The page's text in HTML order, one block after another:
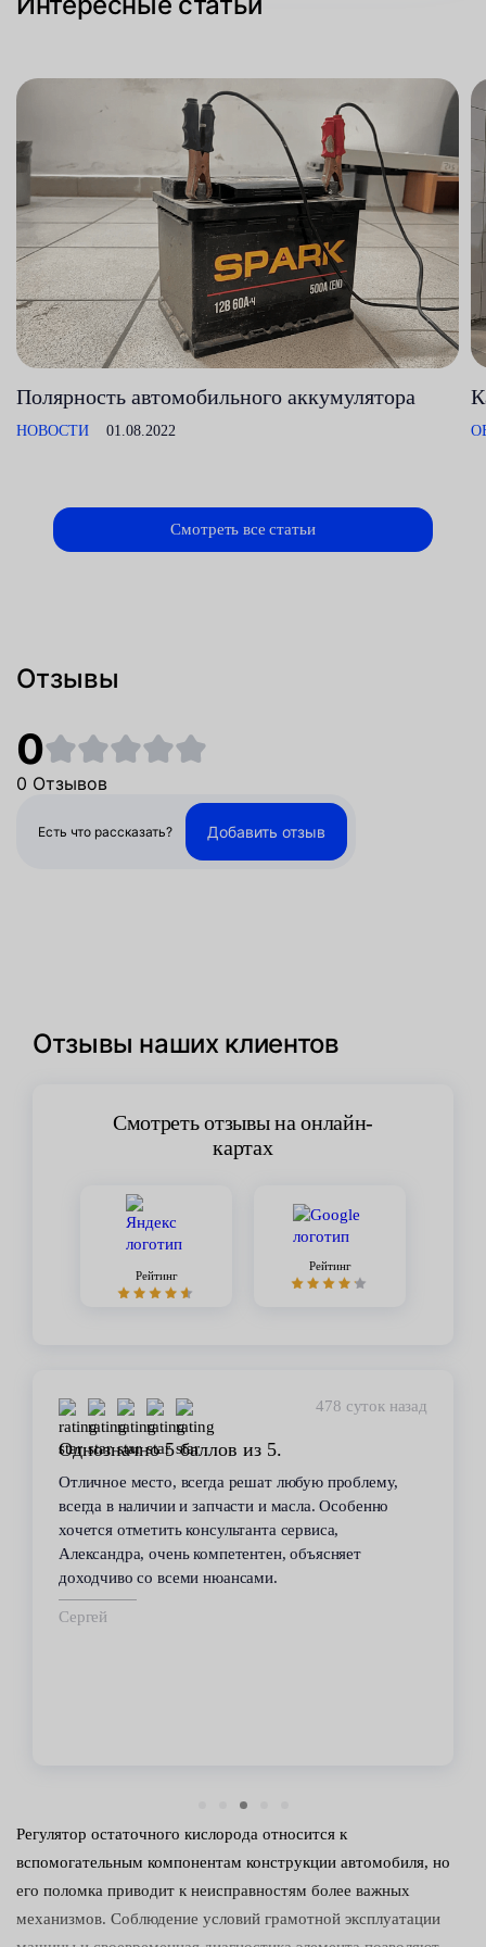
Полярность автомобильного аккумулятора
НОВОСТИ 01.08.2022
Смотреть все статьи
Отзывы
0
0 Отзывов
Есть что рассказать? Добавить отзыв
Отзывы наших клиентов
Смотреть отзывы на онлайн-
картах
Рейтинг
Рейтинг
478 суток назад
Однозначно 5 баллов из 5.
Отличное место, всегда решат любую проблему,
всегда в наличии и запчасти и масла. Особенно
хочется отметить консультанта сервиса,
Александра, очень компетентен, объясняет
доходчиво со всеми нюансами.
Сергей
Регулятор остаточного кислорода относится к
вспомогательным компонентам конструкции автомобиля, но
его поломка приводит к неисправностям более важных
механизмов. Соблюдение условий грамотной эксплуатации